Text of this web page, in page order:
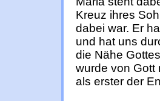
Kreuz ihres
dabei war. Er
und hat uns
die Nähe
wurde von Gott
als erster der